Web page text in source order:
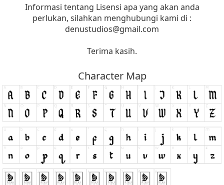
Informasi tentang Lisensi apa yang akan anda
perlukan, silahkan menghubungi kami di :
denustudios@gmail.com
Terima kasih.
Character Map